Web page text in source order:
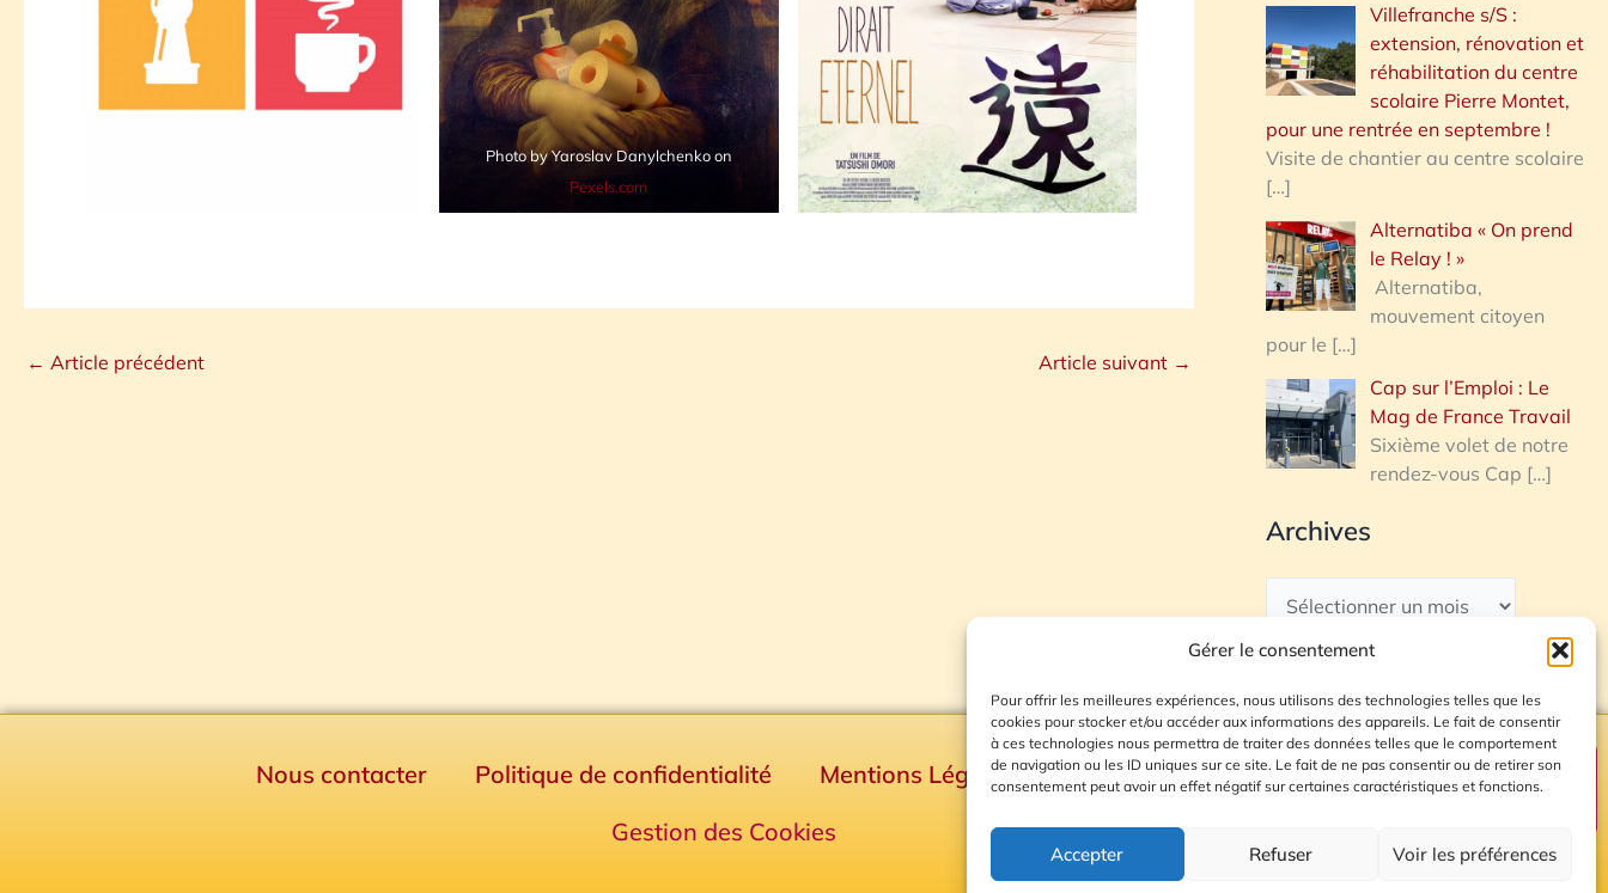
Gérer le consentement
Pour offrir les meilleures expériences, nous utilisons des technologies telles que les
cookies pour stocker et/ou accéder aux informations des appareils. Le fait de consentir
à ces technologies nous permettra de traiter des données telles que le comportement
de navigation ou les ID uniques sur ce site. Le fait de ne pas consentir ou de retirer son
consentement peut avoir un effet négatif sur certaines caractéristiques et fonctions.
Accepter Refuser Voir les préférences
Photo by Yaroslav Danylchenko on
Pexels.com
← Article précédent Article suivant →
Villefranche s/S :
extension, rénovation et
réhabilitation du centre
scolaire Pierre Montet,
pour une rentrée en septembre !
Visite de chantier au centre scolaire
[…]
Alternatiba « On prend
le Relay ! »
Alternatiba,
mouvement citoyen
pour le […]
Cap sur l’Emploi : Le
Mag de France Travail
Sixième volet de notre
rendez-vous Cap […]
Archives
Nous contacter Politique de confidentialité Mentions Légales
Plan du site
Gestion des Cookies